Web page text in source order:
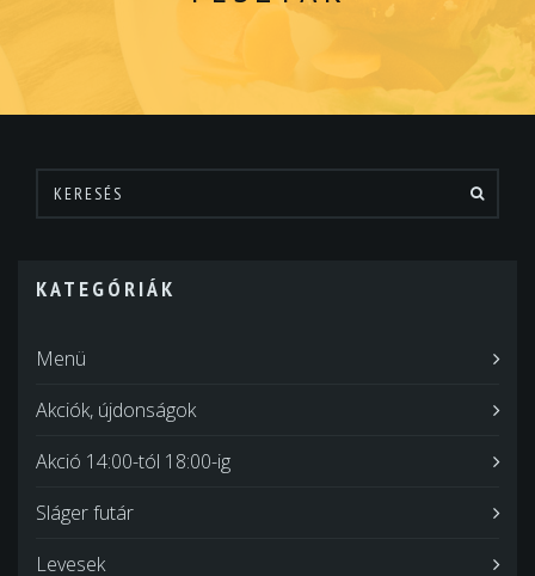
KATEGÓRIÁK
Menü
Akciók, újdonságok
Akció 14:00-tól 18:00-ig
Sláger futár
Levesek